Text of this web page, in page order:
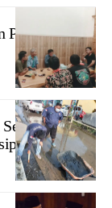
Padi Raya
Bencana